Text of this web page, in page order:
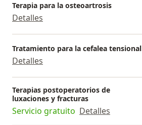
Terapia para la osteoartrosis
Detalles
Tratamiento para la cefalea tensional
Detalles
Terapias postoperatorios de
luxaciones y fracturas
Servicio gratuito Detalles